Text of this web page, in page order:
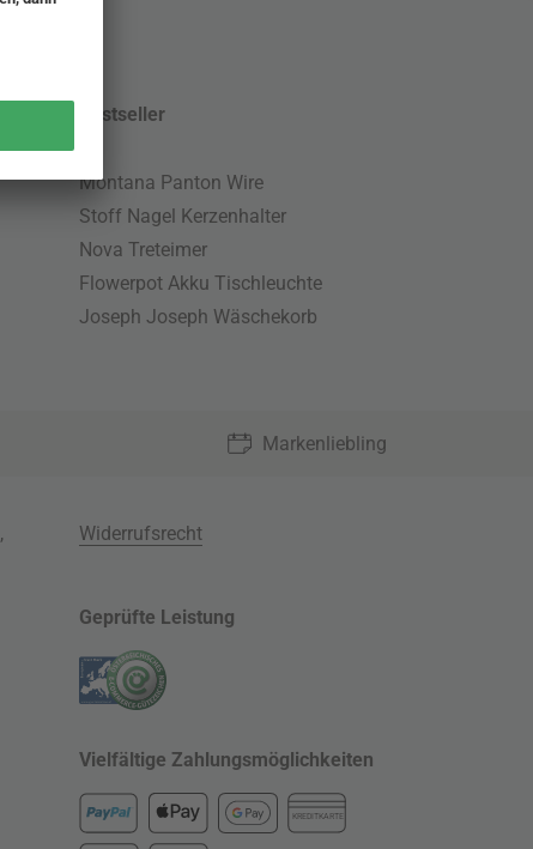
Bestseller
Montana Panton Wire
Stoff Nagel Kerzenhalter
Nova Treteimer
Flowerpot Akku Tischleuchte
Joseph Joseph Wäschekorb
Markenliebling
,
Widerrufsrecht
Geprüfte Leistung
Vielfältige Zahlungsmöglichkeiten
KREDITKARTE